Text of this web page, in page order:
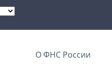
О ФНС России